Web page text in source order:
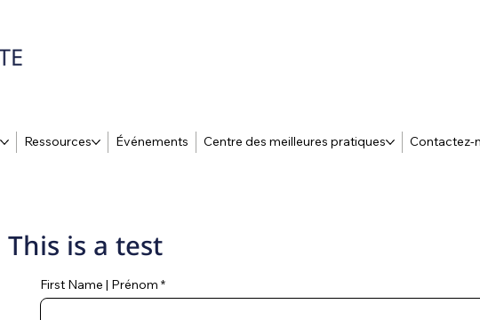
Ressources Événements Centre des meilleures pratiques Contactez-
This is a test
First Name | Prénom